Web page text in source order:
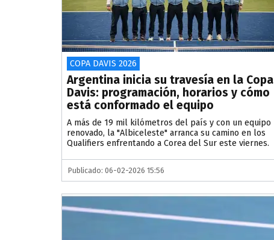
COPA DAVIS 2026
Argentina inicia su travesía en la Copa
Davis: programación, horarios y cómo
está conformado el equipo
A más de 19 mil kilómetros del país y con un equipo
renovado, la "Albiceleste" arranca su camino en los
Qualifiers enfrentando a Corea del Sur este viernes.
Publicado: 06-02-2026 15:56